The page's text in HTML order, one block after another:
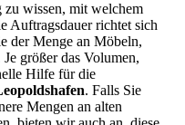
wissen, mit welchem
Auftragsdauer richtet sich
der Menge an Möbeln,
größer das Volumen,
Hilfe für die
. Falls Sie
Mengen an alten